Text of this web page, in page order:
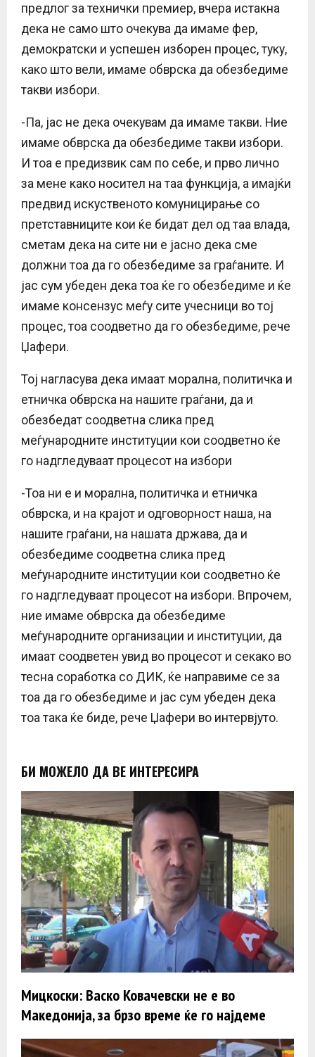
предлог за технички премиер, вчера истакна
дека не само што очекува да имаме фер,
демократски и успешен изборен процес, туку,
како што вели, имаме обврска да обезбедиме
такви избори.
-Па, јас не дека очекувам да имаме такви. Ние
имаме обврска да обезбедиме такви избори.
И тоа е предизвик сам по себе, и прво лично
за мене како носител на таа функција, а имајќи
предвид искуственото комуницирање со
претставниците кои ќе бидат дел од таа влада,
сметам дека на сите ни е јасно дека сме
должни тоа да го обезбедиме за граѓаните. И
јас сум убеден дека тоа ќе го обезбедиме и ќе
имаме консензус меѓу сите учесници во тој
процес, тоа соодветно да го обезбедиме, рече
Џафери.
Тој нагласува дека имаат морална, политичка и
етничка обврска на нашите граѓани, да и
обезбедат соодветна слика пред
меѓународните институции кои соодветно ќе
го надгледуваат процесот на избори
-Тоа ни е и морална, политичка и етничка
обврска, и на крајот и одговорност наша, на
нашите граѓани, на нашата држава, да и
обезбедиме соодветна слика пред
меѓународните институции кои соодветно ќе
го надгледуваат процесот на избори. Впрочем,
ние имаме обврска да обезбедиме
меѓународните организации и институции, да
имаат соодветен увид во процесот и секако во
тесна соработка со ДИК, ќе направиме се за
тоа да го обезбедиме и јас сум убеден дека
тоа така ќе биде, рече Џафери во интервјуто.
БИ МОЖЕЛО ДА ВЕ ИНТЕРЕСИРА
Мицкоски: Васко Ковачевски не е во
Македонија, за брзо време ќе го најдеме